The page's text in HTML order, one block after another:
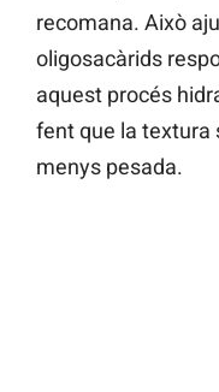
recomana. Això
oligosacàrids
aquest procés
fent que la textura
menys pesada.